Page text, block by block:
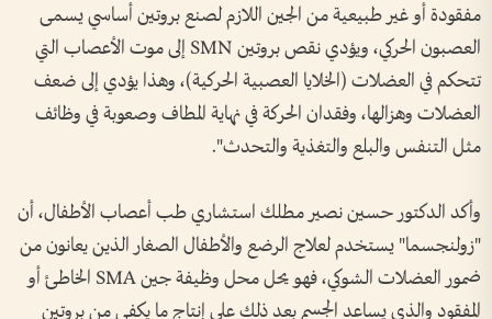
مفقودة أو غير طبيعية من الجين اللازم لصنع بروتين أساسي يسمى
العصبون الحركي، ويؤدي نقص بروتين SMN إلى موت الأعصاب التي
تتحكم في العضلات (الخلايا العصبية الحركية)، وهذا يؤدي إلى ضعف
العضلات وهزالها، وفقدان الحركة في نهاية المطاف وصعوبة في وظائف
مثل التنفس والبلع والتغذية والتحدث".
وأكد الدكتور حسين نصير مطلك استشاري طب أعصاب الأطفال، أن
"زولنجسما" يستخدم لعلاج الرضع والأطفال الصغار الذين يعانون من
ضمور العضلات الشوكي، فهو يحل محل وظيفة جين SMA الخاطئ أو
المفقود والذي يساعد الجسم بعد ذلك على إنتاج ما يكفي من بروتين